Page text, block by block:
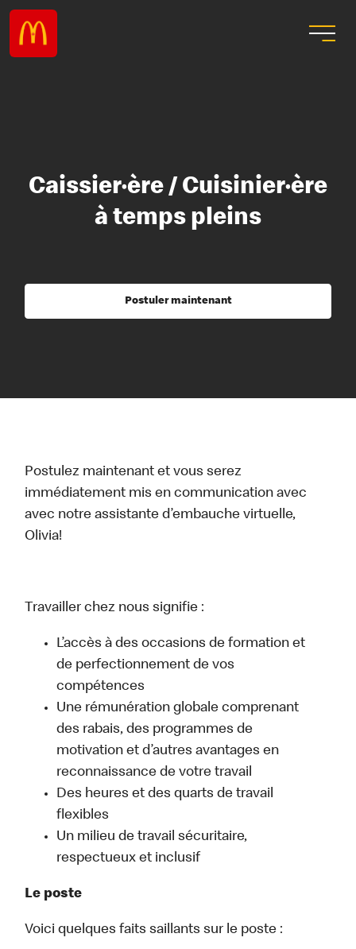
Caissier·ère / Cuisinier·ère
à temps pleins
Postuler maintenant
Postulez maintenant et vous serez
immédiatement mis en communication avec
avec notre assistante d’embauche virtuelle,
Olivia!
Travailler chez nous signifie :
L’accès à des occasions de formation et
de perfectionnement de vos
compétences
Une rémunération globale comprenant
des rabais, des programmes de
motivation et d’autres avantages en
reconnaissance de votre travail
Des heures et des quarts de travail
flexibles
Un milieu de travail sécuritaire,
respectueux et inclusif
Le poste
Voici quelques faits saillants sur le poste :